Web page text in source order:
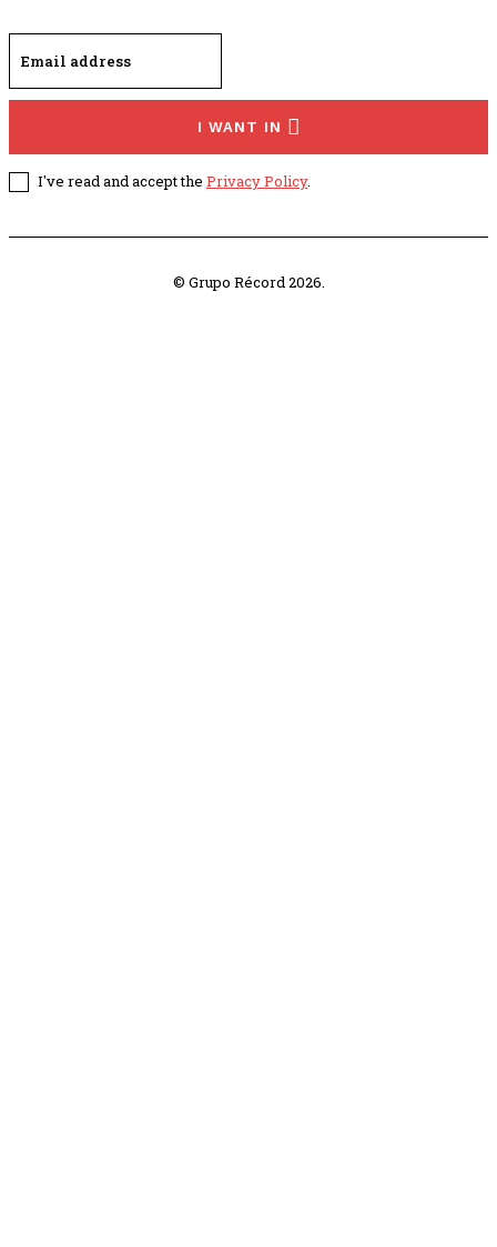
I WANT IN
I've read and accept the Privacy Policy.
© Grupo Récord 2026.